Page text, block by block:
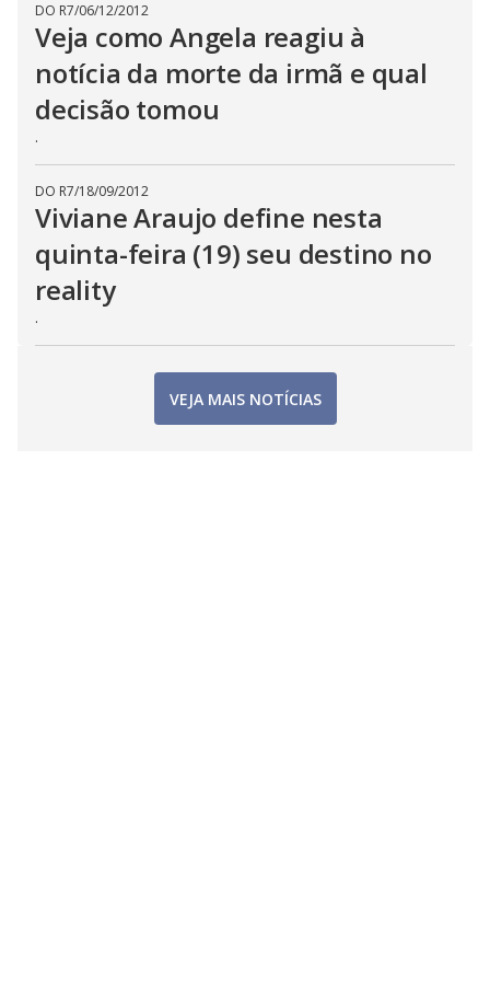
DO R7/06/12/2012
Veja como Angela reagiu à
notícia da morte da irmã e qual
decisão tomou
.
DO R7/18/09/2012
Viviane Araujo define nesta
quinta-feira (19) seu destino no
reality
.
VEJA MAIS NOTÍCIAS